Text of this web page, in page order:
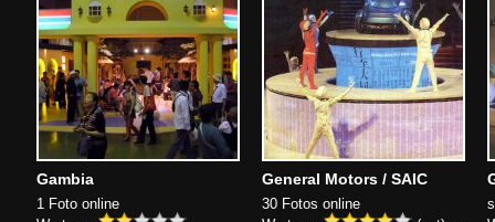
Gambia
1 Foto online
General Motors / SAIC
30 Fotos online